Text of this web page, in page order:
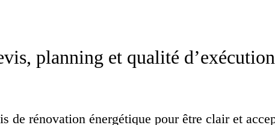
planning et qualité
de rénovation énergétique pour être clair et